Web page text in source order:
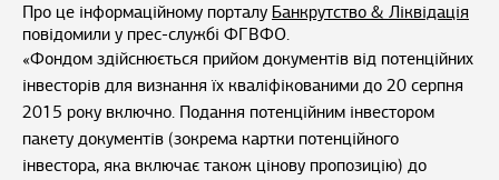
Про це інформаційному порталу Банкрутство & Ліквідація
повідомили у прес-службі ФГВФО.
«Фондом здійснюється прийом документів від потенційних
інвесторів для визнання їх кваліфікованими до 20 серпня
2015 року включно. Подання потенційним інвестором
пакету документів (зокрема картки потенційного
інвестора, яка включає також цінову пропозицію) до